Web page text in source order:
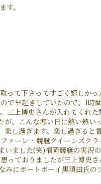
す。
て下さってすごく嬉しかっ
で早起きしていたので、1時
三上博史さんが入れてくれた
、こんな寒い日に熱い熱い
し過ぎます。楽し過ぎると
ァーレ…競艇クイーンズクラ
いました(笑)福岡競艇の実況
っておりましたが三上博史さ
みにボートボーイ黒須田氏の